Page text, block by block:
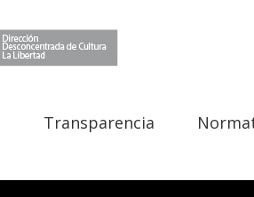
Transparencia